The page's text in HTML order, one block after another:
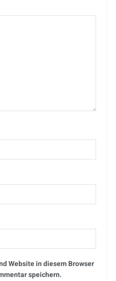
Website in diesem Browser
speichern.